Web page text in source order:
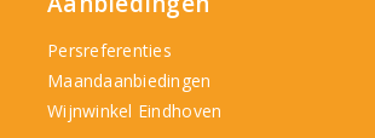
Persreferenties
Maandaanbiedingen
Wijnwinkel Eindhoven